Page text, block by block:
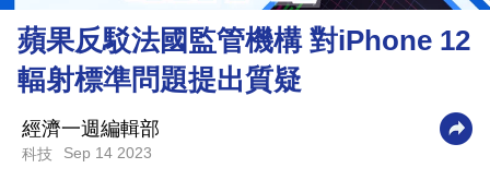
財
商
業
科
蘋果反駁法國監管機構 對iPhone 12
輻射標準問題提出質疑
經濟一週編輯部
科技 Sep 14 2023